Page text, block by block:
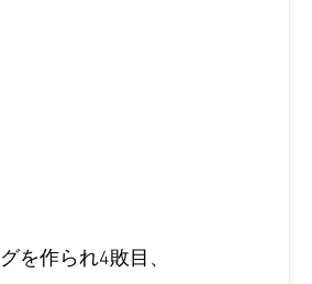
を作られ4敗目、